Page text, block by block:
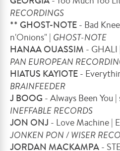
RECORDINGS
** GHOST-NOTE - Bad
n'Onions" | GHOST-NOTE
HANAA OUASSIM - GHALI
PAN EUROPEAN
HIATUS KAYIOTE -
BRAINFEEDER
J BOOG - Always Been You |
INEFFABLE RECORDS
JON ONJ - Love Machine |
JONKEN PON / WISER
JORDAN MACKAMPA -